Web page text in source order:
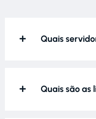
Quais
Quais são as